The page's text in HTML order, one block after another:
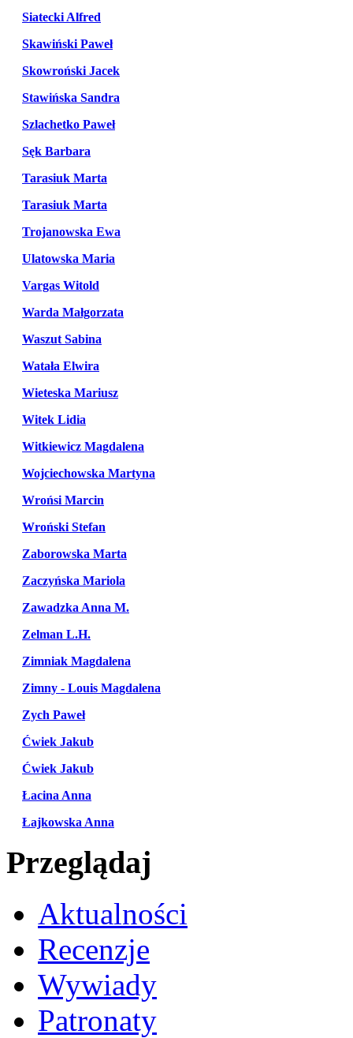
Siatecki Alfred
Skawiński Paweł
Skowroński Jacek
Stawińska Sandra
Szlachetko Paweł
Sęk Barbara
Tarasiuk Marta
Tarasiuk Marta
Trojanowska Ewa
Ulatowska Maria
Vargas Witold
Warda Małgorzata
Waszut Sabina
Watała Elwira
Wieteska Mariusz
Witek Lidia
Witkiewicz Magdalena
Wojciechowska Martyna
Wrońsi Marcin
Wroński Stefan
Zaborowska Marta
Zaczyńska Mariola
Zawadzka Anna M.
Zelman L.H.
Zimniak Magdalena
Zimny - Louis Magdalena
Zych Paweł
Ćwiek Jakub
Ćwiek Jakub
Łacina Anna
Łajkowska Anna
Przeglądaj
Aktualności
Recenzje
Wywiady
Patronaty